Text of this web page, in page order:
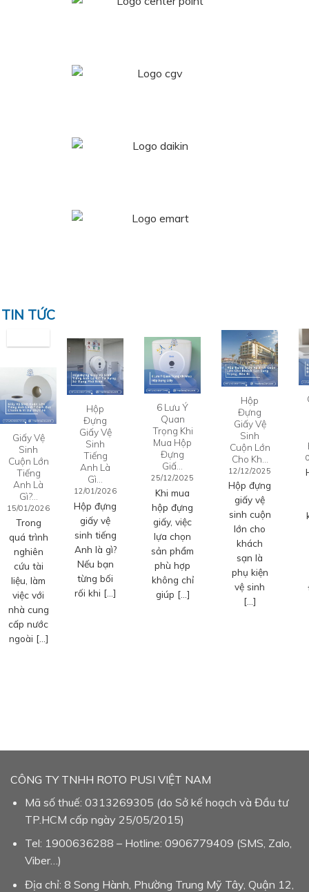
TIN TỨC
Giấy Vệ
Sinh
Cuộn Lớn
Tiếng
Anh Là
Gì?…
15/01/2026
Trong
quá trình
nghiên
cứu tài
liệu, làm
việc với
nhà cung
cấp nước
ngoài […]
Hộp
Đựng
Giấy Vệ
Sinh
Tiếng
Anh Là
Gì…
12/01/2026
Hộp đựng
giấy vệ
sinh tiếng
Anh là gì?
Nếu bạn
từng bối
rối khi […]
6 Lưu Ý
Quan
Trọng Khi
Mua Hộp
Đựng
Giấ…
25/12/2025
Khi mua
hộp đựng
giấy, việc
lựa chọn
sản phẩm
phù hợp
không chỉ
giúp […]
Hộp
Đựng
Giấy Vệ
Sinh
Cuộn Lớn
Cho Kh…
12/12/2025
Hộp đựng
giấy vệ
sinh cuộn
lớn cho
khách
sạn là
phụ kiện
vệ sinh
[…]
CÔNG TY TNHH ROTO PUSI VIỆT NAM
Mã số thuế: 0313269305 (do Sở kế hoạch và Đầu tư
TP.HCM cấp ngày 25/05/2015)
Tel: 1900636288 – Hotline: 0906779409 (SMS, Zalo,
Viber…)
Địa chỉ: 8 Song Hành, Phường Trung Mỹ Tây, Quận 12,